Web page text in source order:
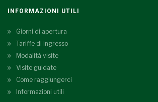
INFORMAZIONI UTILI
Giorni di apertura
Tariffe di ingresso
Modalità visite
Visite guidate
Come raggiungerci
Informazioni utili